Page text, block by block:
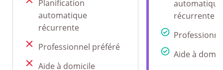
automatique
récurrente
Aide à
Planification
automatique
récurrente
Professionnel préféré
Aide à domicile